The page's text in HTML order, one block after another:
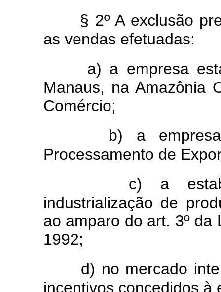
§ 2º A exclusão
as vendas efetuadas:
a) a empresa
Manaus, na Amazônia
Comércio;
b) a
Processamento de
c) a
industrialização de
ao amparo do art. 3º da
1992;
d) no mercado
incentivos concedidos à